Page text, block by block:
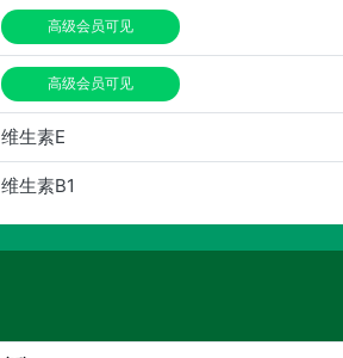
高级会员可见
高级会员可见
维生素E
维生素B1